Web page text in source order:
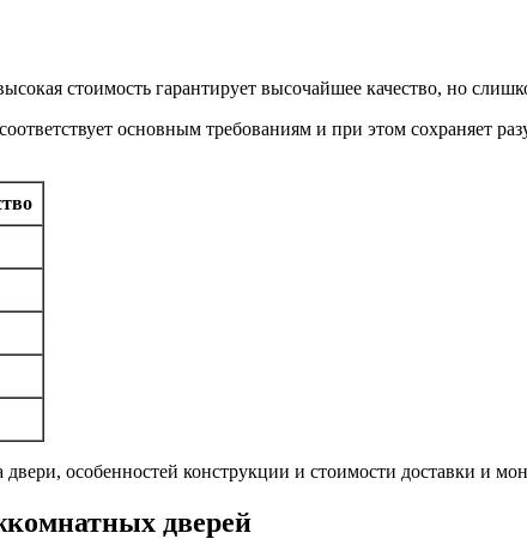
стоимость гарантирует высочайшее качество, но
основным требованиям и при этом сохраняет
особенностей конструкции и стоимости доставки и
дверей